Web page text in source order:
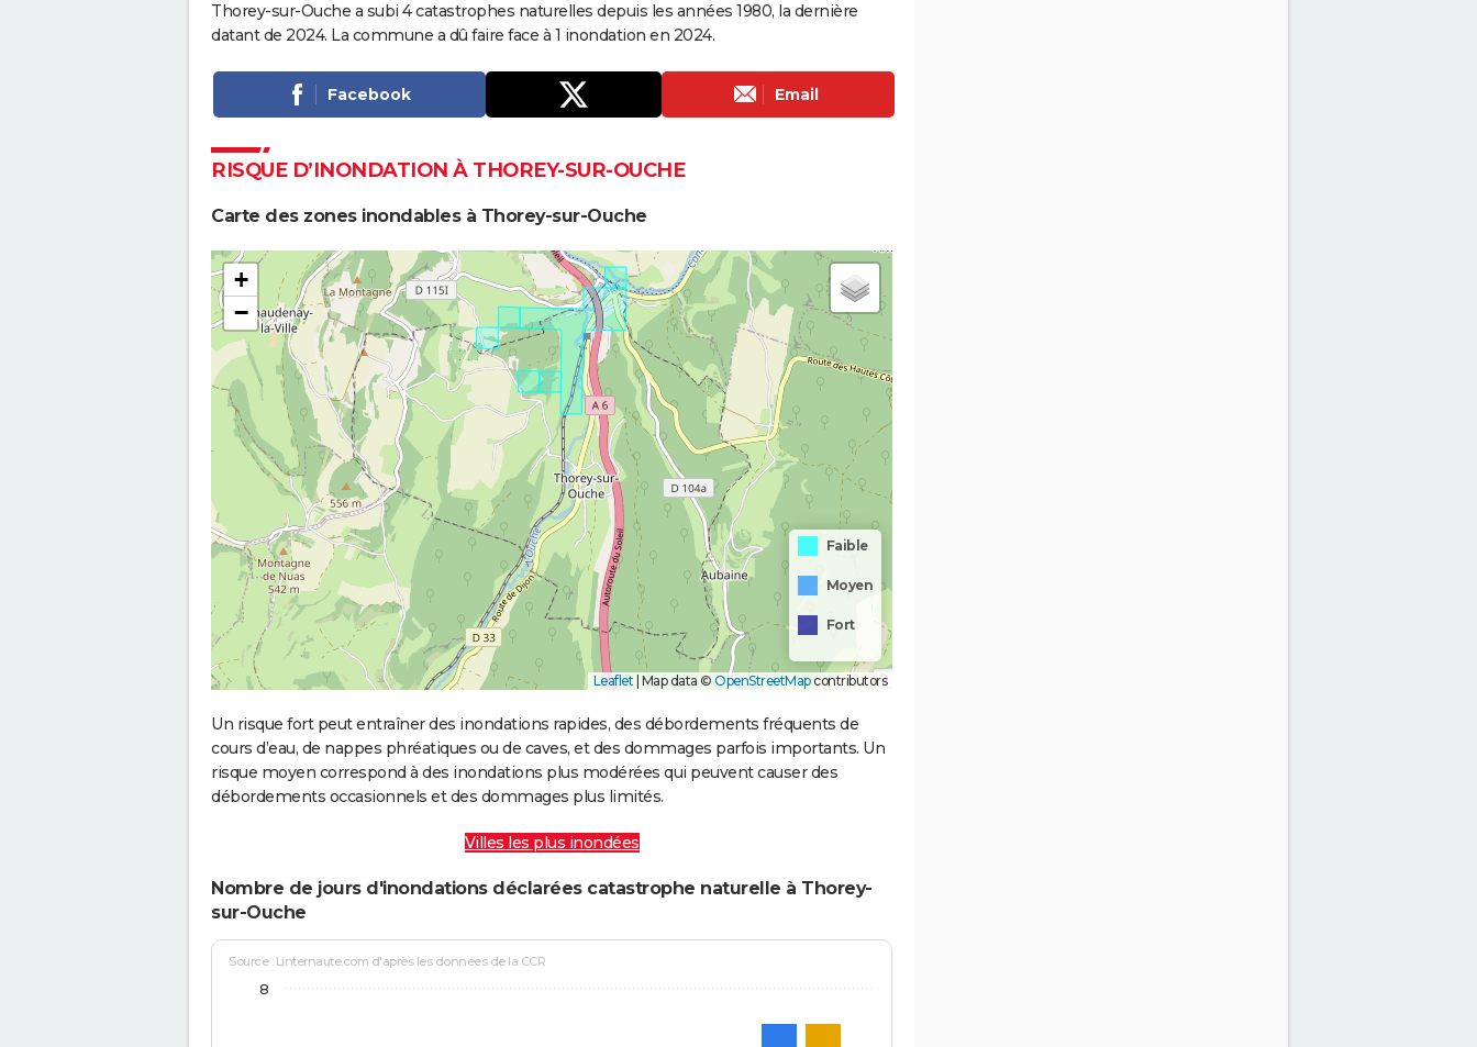
Thorey-sur-Ouche a subi 4 catastrophes naturelles depuis les années 1980, la dernière
datant de 2024. La commune a dû faire face à 1 inondation en 2024.
Facebook Email
RISQUE D’INONDATION À THOREY-SUR-OUCHE
Carte des zones inondables à Thorey-sur-Ouche
+
−
Faible
Moyen
Fort
Leaflet Map data © OpenStreetMapcontributors
Un risque fort peut entraîner des inondations rapides, des débordements fréquents de
cours d’eau, de nappes phréatiques ou de caves, et des dommages parfois importants. Un
risque moyen correspond à des inondations plus modérées qui peuvent causer des
débordements occasionnels et des dommages plus limités.
Villes les plus inondées
Nombre de jours d'inondations déclarées catastrophe naturelle à Thorey-
sur-Ouche
Source : Linternaute.com d'après les données de la CCR
8